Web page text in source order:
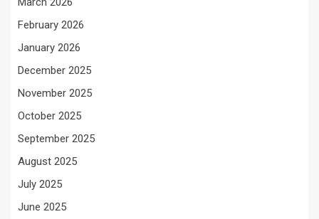
February 2026
January 2026
December 2025
November 2025
October 2025
September 2025
August 2025
July 2025
June 2025